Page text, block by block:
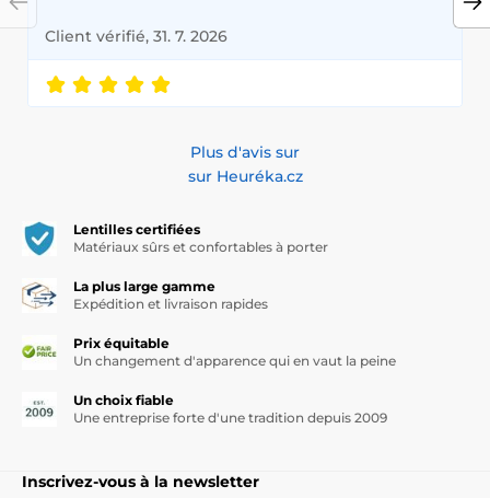
Client vérifié, 31. 7. 2026
Plus d'avis sur
sur Heuréka.cz
Lentilles certifiées
Matériaux sûrs et confortables à porter
La plus large gamme
Expédition et livraison rapides
Prix équitable
Un changement d'apparence qui en vaut la peine
Un choix fiable
Une entreprise forte d'une tradition depuis 2009
Inscrivez-vous à la newsletter